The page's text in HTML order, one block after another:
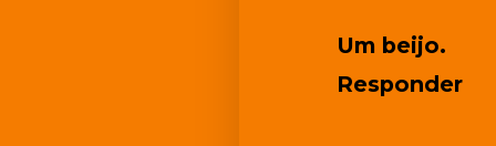
Um beijo.
Responder